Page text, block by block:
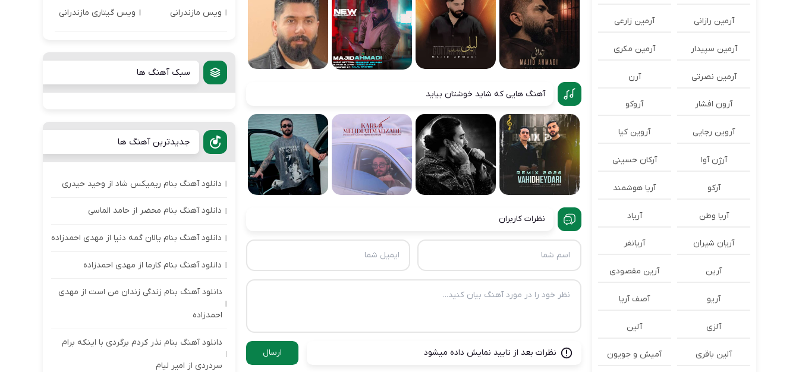
آهنگ هایی که شاید خوشتان بیاید
نظرات کاربران
نظرات بعد از تایید نمایش داده میشود ارسال
آرمین رازانی آرمین زارعی
آرمین سپیدار آرمین مکری
آرمین نصرتی آرن
آرون افشار آروکو
آروین رجایی آروین کیا
آرژن آوا آرکان حسینی
آرکو آریا هوشمند
آریا وطن آریاد
آریان شیران آریانفر
آرین آرین مقصودی
آریو آصف آریا
آلزی آلین
آلین باقری آمیش و جویون
ویس مازندرانی ویس گیتاری مازندرانی
سبک آهنگ ها
جدیدترین آهنگ ها
دانلود آهنگ بنام ریمیکس شاد از وحید حیدری
دانلود آهنگ بنام محضر از حامد الماسی
دانلود آهنگ بنام یالان گمه دنیا از مهدی احمدزاده
دانلود آهنگ بنام کارما از مهدی احمدزاده
دانلود آهنگ بنام زندگی زندان من است از مهدی
احمدزاده
دانلود آهنگ بنام نذر کردم برگردی با اینکه برام
سردردی از امیر لیام